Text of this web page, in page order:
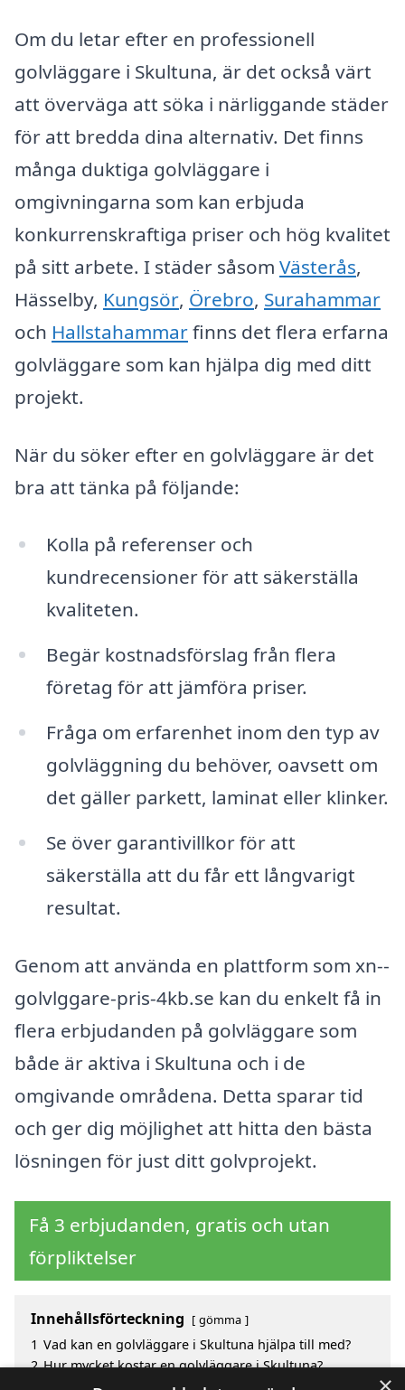
Om du letar efter en professionell
golvläggare i Skultuna, är det också värt
att överväga att söka i närliggande städer
för att bredda dina alternativ. Det finns
många duktiga golvläggare i
omgivningarna som kan erbjuda
konkurrenskraftiga priser och hög kvalitet
på sitt arbete. I städer såsom Västerås,
Hässelby, Kungsör, Örebro, Surahammar
och Hallstahammarfinns det flera erfarna
golvläggare som kan hjälpa dig med ditt
projekt.
När du söker efter en golvläggare är det
bra att tänka på följande:
Kolla på referenser och
kundrecensioner för att säkerställa
kvaliteten.
Begär kostnadsförslag från flera
företag för att jämföra priser.
Fråga om erfarenhet inom den typ av
golvläggning du behöver, oavsett om
det gäller parkett, laminat eller klinker.
Se över garantivillkor för att
säkerställa att du får ett långvarigt
resultat.
Genom att använda en plattform som xn--
golvlggare-pris-4kb.se kan du enkelt få in
flera erbjudanden på golvläggare som
både är aktiva i Skultuna och i de
omgivande områdena. Detta sparar tid
och ger dig möjlighet att hitta den bästa
lösningen för just ditt golvprojekt.
Få 3 erbjudanden, gratis och utan
förpliktelser
Innehållsförteckning gömma
1 Vad kan en golvläggare i Skultuna hjälpa till med?
2 Hur mycket kostar en golvläggare i Skultuna?
Fördelar med att välja golvläggare i Skultuna